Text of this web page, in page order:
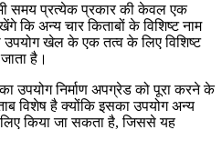
समय प्रत्येक प्रकार की केवल एक
अन्य चार किताबों के विशिष्ट नाम
खेल के एक तत्व के लिए विशिष्ट
है।
उपयोग निर्माण अपग्रेड को पूरा करने के
विशेष है क्योंकि इसका उपयोग अन्य
किया जा सकता है, जिससे यह